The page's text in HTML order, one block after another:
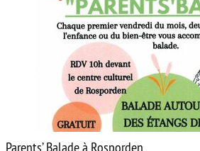
Parents’ Balade à Rosporden